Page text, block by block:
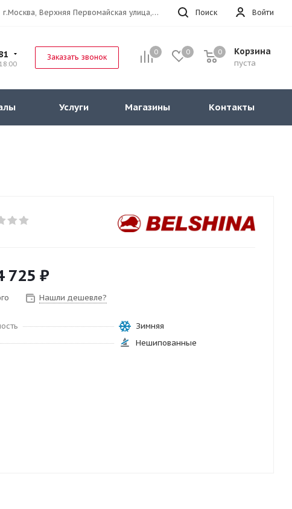
Войти
Поиск
г.Москва, Верхняя Первомайская улица, 47к11 офис 214
0 0 Корзина
пуста
0
Заказать звонок
Услуги Магазины Контакты
725 ₽
Нашли дешевле?
Зимняя
Нешипованные